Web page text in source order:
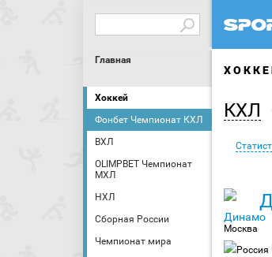
Главная
Хоккей
Фонбет Чемпионат КХЛ
ВХЛ
OLIMPBET Чемпионат
МХЛ
НХЛ
Сборная России
Чемпионат мира
КХЛ
Москва